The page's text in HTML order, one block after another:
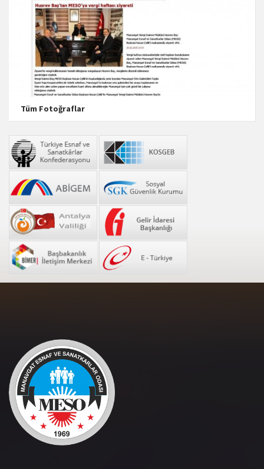
Tüm Fotoğraflar